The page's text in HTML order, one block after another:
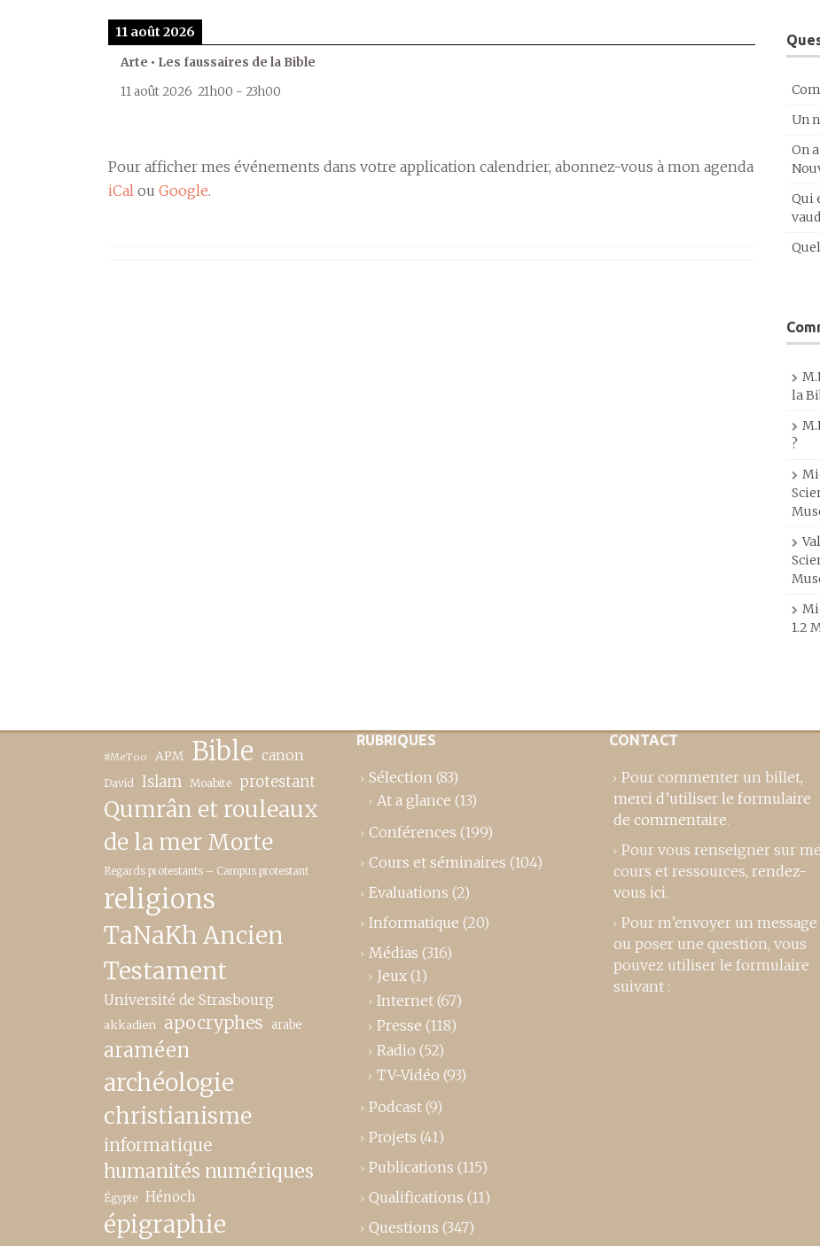
11 août 2026
Arte • Les faussaires de la Bible
11 août 2026 21h00 - 23h00
Pour afficher mes événements dans votre application calendrier, abonnez-vous à mon agenda
iCal ou Google.
Un
On
Qui
la
?
1.2
#MeToo APM Bible canon
David Islam Moabite protestant
Qumrân et rouleaux
de la mer Morte
Regards protestants – Campus protestant
religions
TaNaKh Ancien
Testament
Université de Strasbourg
akkadien apocryphes arabe
araméen
archéologie
christianisme
informatique
humanités numériques
Égypte Hénoch
épigraphie
RUBRIQUES
Sélection (83)
At a glance (13)
Conférences (199)
Cours et séminaires (104)
Evaluations (2)
Informatique (20)
Médias (316)
Jeux (1)
Internet (67)
Presse (118)
Radio (52)
TV-Vidéo (93)
Podcast (9)
Projets (41)
Publications (115)
Qualifications (11)
Questions (347)
CONTACT
Pour commenter un billet,
merci d’utiliser le formulaire
de commentaire.
Pour vous renseigner sur
cours et ressources, rendez-
vous ici.
Pour m’envoyer un message
ou poser une question, vous
pouvez utiliser le formulaire
suivant :